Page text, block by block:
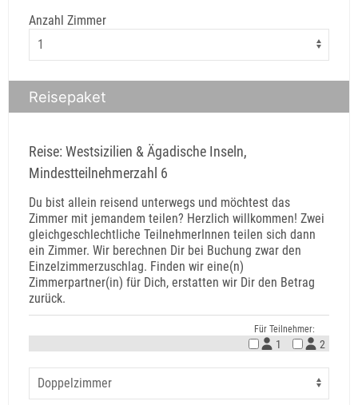
Anzahl Zimmer
Reisepaket
Reise: Westsizilien & Ägadische Inseln,
Mindestteilnehmerzahl 6
Du bist allein reisend unterwegs und möchtest das
Zimmer mit jemandem teilen? Herzlich willkommen! Zwei
gleichgeschlechtliche TeilnehmerInnen teilen sich dann
ein Zimmer. Wir berechnen Dir bei Buchung zwar den
Einzelzimmerzuschlag. Finden wir eine(n)
Zimmerpartner(in) für Dich, erstatten wir Dir den Betrag
zurück.
Für Teilnehmer:
1 2